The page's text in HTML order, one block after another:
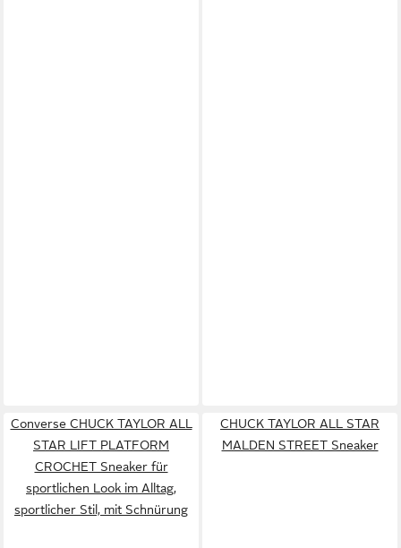
Converse CHUCK TAYLOR ALL
STAR LIFT PLATFORM
CROCHET Sneaker für
sportlichen Look im Alltag,
sportlicher Stil, mit Schnürung
CHUCK TAYLOR ALL STAR
MALDEN STREET Sneaker